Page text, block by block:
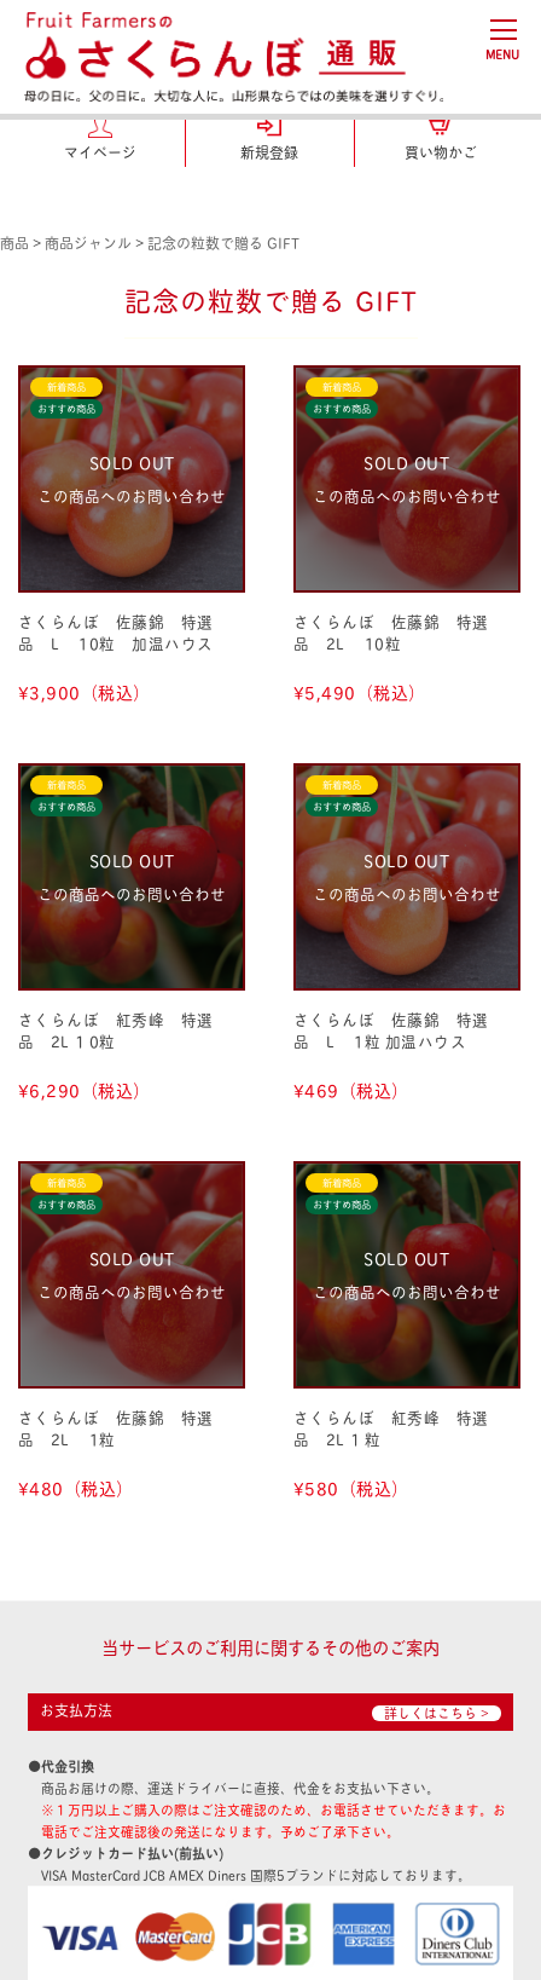
MENU
マイページ 新規登録 買い物かご
商品 >商品ジャンル > 記念の粒数で贈る GIFT
記念の粒数で贈る GIFT
新着商品
おすすめ商品
SOLD OUT
この商品へのお問い合わせ
さくらんぼ 佐藤錦 特選
品 L 10粒 加温ハウス
¥3,900 （税込）
新着商品
おすすめ商品
SOLD OUT
この商品へのお問い合わせ
さくらんぼ 佐藤錦 特選
品 2L 10粒
¥5,490 （税込）
新着商品
おすすめ商品
SOLD OUT
この商品へのお問い合わせ
さくらんぼ 紅秀峰 特選
品 2L １0粒
¥6,290 （税込）
新着商品
おすすめ商品
SOLD OUT
この商品へのお問い合わせ
さくらんぼ 佐藤錦 特選
品 L 1粒 加温ハウス
¥469 （税込）
新着商品
おすすめ商品
SOLD OUT
この商品へのお問い合わせ
さくらんぼ 佐藤錦 特選
品 2L 1粒
¥480 （税込）
新着商品
おすすめ商品
SOLD OUT
この商品へのお問い合わせ
さくらんぼ 紅秀峰 特選
品 2L １粒
¥580 （税込）
当サービスのご利用に関するその他のご案内
お支払方法 詳しくはこちら >
●代金引換
商品お届けの際、運送ドライバーに直接、代金をお支払い下さい。
※１万円以上ご購入の際はご注文確認のため、お電話させていただきます。お
電話でご注文確認後の発送になります。予めご了承下さい。
●クレジットカード払い(前払い)
VISA MasterCard JCB AMEX Diners 国際5ブランドに対応しております。